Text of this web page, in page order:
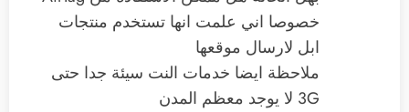
خصوصا اني علمت انها تستخدم منتجات
ابل لارسال موقعها
ملاحظة ايضا خدمات النت سيئة جدا حتى
3G لا يوجد معظم المدن